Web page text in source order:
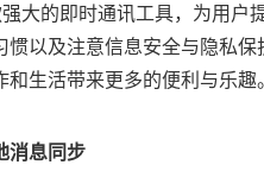
大的即时通讯工具，为用户
惯以及注意信息安全与隐私
生活带来更多的便利与乐趣
消息同步